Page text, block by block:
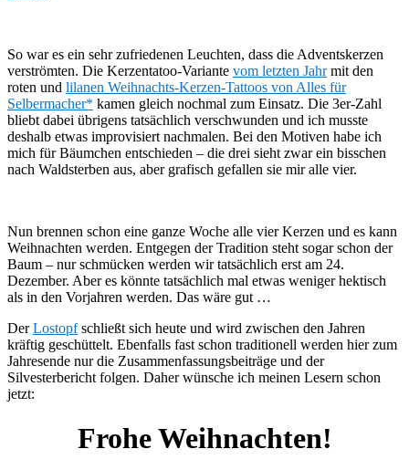
So war es ein sehr zufriedenen Leuchten, dass die Adventskerzen
verströmten. Die Kerzentatoo-Variante vom letzten Jahrmit den
roten und lilanen Weihnachts-Kerzen-Tattoos von Alles für
Selbermacher* kamen gleich nochmal zum Einsatz. Die 3er-Zahl
bliebt dabei übrigens tatsächlich verschwunden und ich musste
deshalb etwas improvisiert nachmalen. Bei den Motiven habe ich
mich für Bäumchen entschieden – die drei sieht zwar ein bisschen
nach Waldsterben aus, aber grafisch gefallen sie mir alle vier.
Nun brennen schon eine ganze Woche alle vier Kerzen und es kann
Weihnachten werden. Entgegen der Tradition steht sogar schon der
Baum – nur schmücken werden wir tatsächlich erst am 24.
Dezember. Aber es könnte tatsächlich mal etwas weniger hektisch
als in den Vorjahren werden. Das wäre gut …
DerLostopfschließt sich heute und wird zwischen den Jahren
kräftig geschüttelt. Ebenfalls fast schon traditionell werden hier zum
Jahresende nur die Zusammenfassungsbeiträge und der
Silvesterbericht folgen. Daher wünsche ich meinen Lesern schon
jetzt:
Frohe Weihnachten!